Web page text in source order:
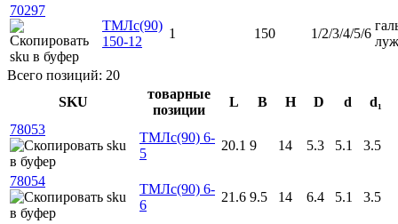
70297
ТМЛс(90)
150-12
1 150 1/2/3/4/5/6
Всего позиций: 20
SKU
товарные
позиции
L B H D d
d₁
78053
ТМЛс(90) 6-
5
20.1 9 14 5.3 5.1 3.5
78054
ТМЛс(90) 6-
6
21.6 9.5 14 6.4 5.1 3.5